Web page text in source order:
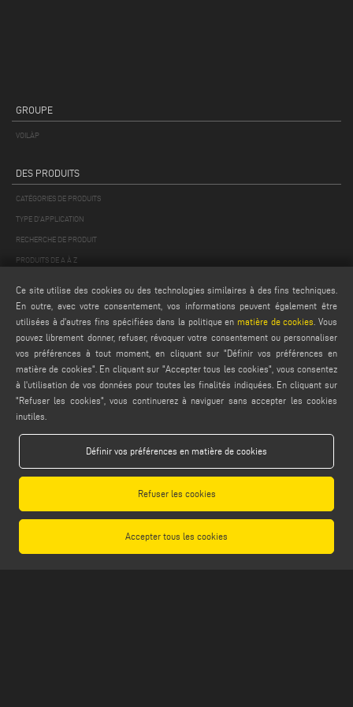
GROUPE
VOILÀP
DES PRODUITS
CATÉGORIES DE PRODUITS
TYPE D'APPLICATION
RECHERCHE DE PRODUIT
PRODUITS DE A À Z
MAIL
Webmail
service@emmegi.com
webmaster@emmegi.com
info@emmegi.com
TROUVEZ-NOUS SUR
COOKIE POLICY
Ce site utilise des cookies ou des technologies similaires à des fins techniques.
En outre, avec votre consentement, vos informations peuvent également être
utilisées à d'autres fins spécifiées dans la politique en matière de cookies . Vous
pouvez librement donner, refuser, révoquer votre consentement ou personnaliser
vos préférences à tout moment, en cliquant sur "Définir vos préférences en
matière de cookies". En cliquant sur "Accepter tous les cookies", vous consentez
à l'utilisation de vos données pour toutes les finalités indiquées. En cliquant sur
"Refuser les cookies", vous continuerez à naviguer sans accepter les cookies
inutiles.
Définir vos préférences en matière de cookies
Refuser les cookies
Accepter tous les cookies